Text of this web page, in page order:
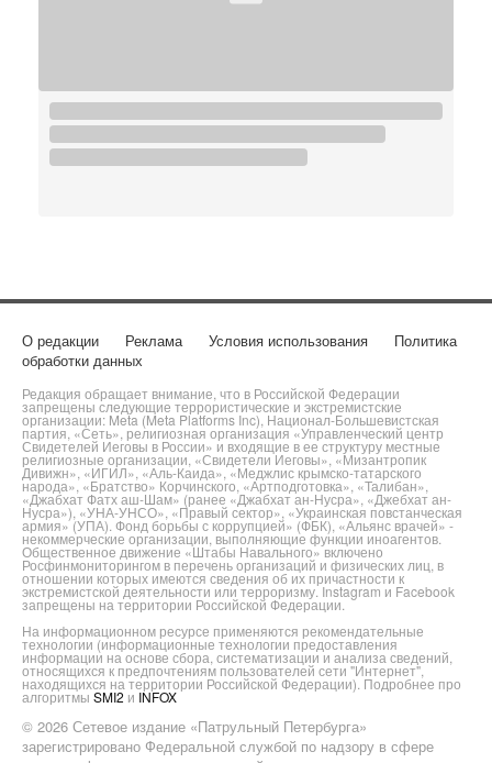
О редакции Реклама Условия использования
Политика
обработки данных
Редакция обращает внимание, что в Российской Федерации
запрещены следующие террористические и экстремистские
организации: Meta (Meta Platforms Inc), Национал-Большевистская
партия, «Сеть», религиозная организация «Управленческий центр
Свидетелей Иеговы в России» и входящие в ее структуру местные
религиозные организации, «Свидетели Иеговы», «Мизантропик
Дивижн», «ИГИЛ», «Аль-Каида», «Меджлис крымско-татарского
народа», «Братство» Корчинского, «Артподготовка», «Талибан»,
«Джабхат Фатх аш-Шам» (ранее «Джабхат ан-Нусра», «Джебхат ан-
Нусра»), «УНА-УНСО», «Правый сектор», «Украинская повстанческая
армия» (УПА). Фонд борьбы с коррупцией» (ФБК), «Альянс врачей» -
некоммерческие организации, выполняющие функции иноагентов.
Общественное движение «Штабы Навального» включено
Росфинмониторингом в перечень организаций и физических лиц, в
отношении которых имеются сведения об их причастности к
экстремистской деятельности или терроризму. Instagram и Facebook
запрещены на территории Российской Федерации.
На информационном ресурсе применяются рекомендательные
технологии (информационные технологии предоставления
информации на основе сбора, систематизации и анализа сведений,
относящихся к предпочтениям пользователей сети "Интернет",
находящихся на территории Российской Федерации). Подробнее про
алгоритмы SMI2 и INFOX
© 2026 Сетевое издание «Патрульный Петербурга»
зарегистрировано Федеральной службой по надзору в сфере